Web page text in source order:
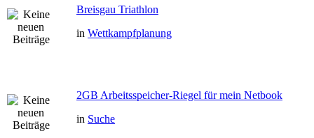
Breisgau Triathlon
in Wettkampfplanung
2GB Arbeitsspeicher-Riegel für mein Netbook
in Suche